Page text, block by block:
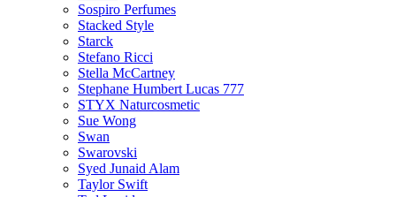
Sospiro Perfumes
Stacked Style
Starck
Stefano Ricci
Stella McCartney
Stephane Humbert Lucas 777
STYX Naturсosmetic
Sue Wong
Swan
Swarovski
Syed Junaid Alam
Taylor Swift